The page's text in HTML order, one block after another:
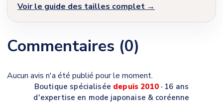
Voir le guide des tailles complet →
Commentaires (0)
Aucun avis n'a été publié pour le moment.
Boutique spécialisée depuis 2010· 16 ans
d'expertise en mode japonaise & coréenne